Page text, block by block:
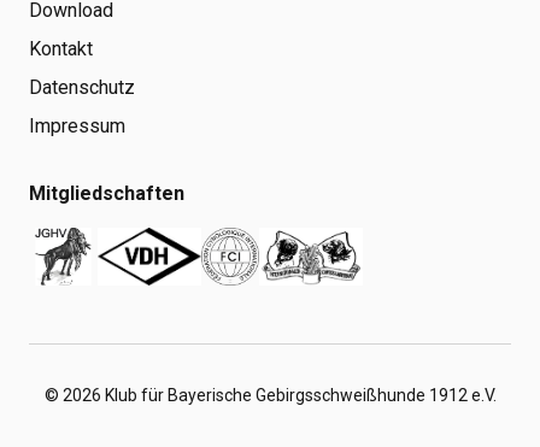
Download
Kontakt
Datenschutz
Impressum
Mitgliedschaften
© 2026 Klub für Bayerische Gebirgsschweißhunde 1912 e.V.